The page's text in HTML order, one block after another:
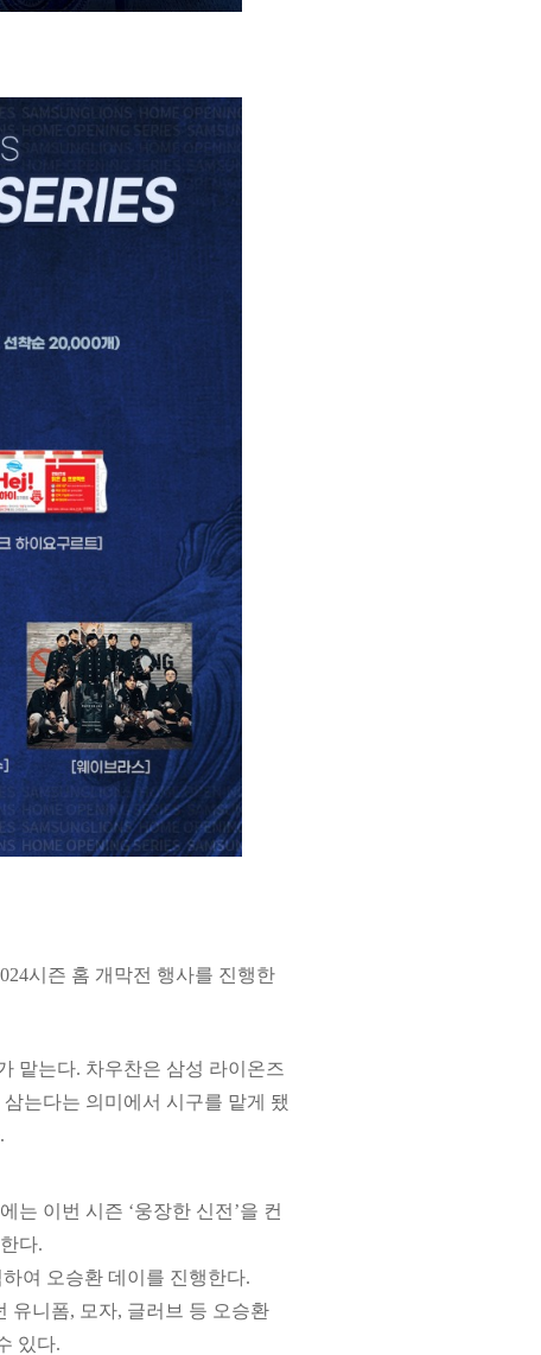
시즌 홈 개막전 행사를 진행한
맡는다. 차우찬은 삼성 라이온즈
는다는 의미에서 시구를 맡게 됐
는 이번 시즌 ‘웅장한 신전’을 컨
다.
여 오승환 데이를 진행한다.
유니폼, 모자, 글러브 등 오승환
있다.